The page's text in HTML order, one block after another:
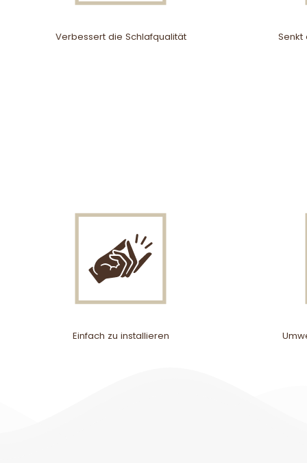
Verbessert die Schlafqualität Senkt
Einfach zu installieren